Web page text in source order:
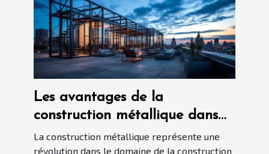
Les avantages de la
construction métallique dans
les projets modernes
La construction métallique représente une
révolution dans le domaine de la construction